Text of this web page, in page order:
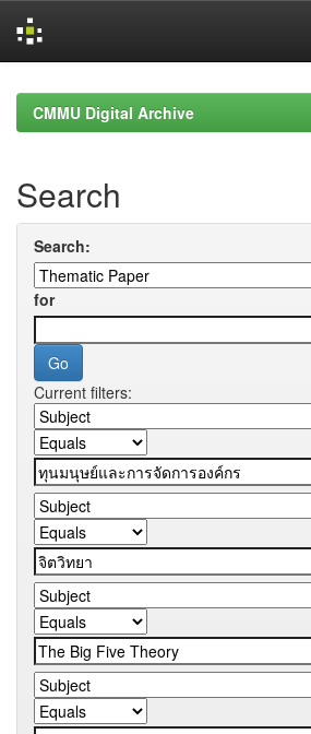
navigationCMMU Digital Archive
Search
Search:
for
Current filters: